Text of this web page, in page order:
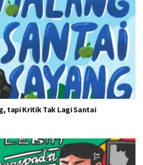
tapi Kritik Tak Lagi Santai